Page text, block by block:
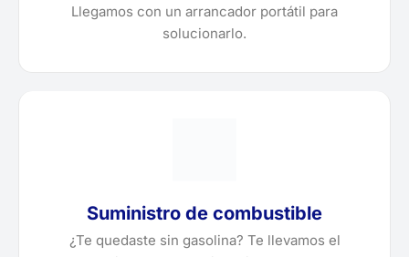
Llegamos con un arrancador portátil para
solucionarlo.
Suministro de combustible
¿Te quedaste sin gasolina? Te llevamos el